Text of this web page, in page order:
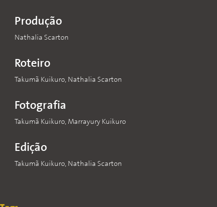
Produção
Nathalia Scarton
Roteiro
Takumã Kuikuro, Nathalia Scarton
Fotografia
Takumã Kuikuro, Marrayury Kuikuro
Edição
Takumã Kuikuro, Nathalia Scarton